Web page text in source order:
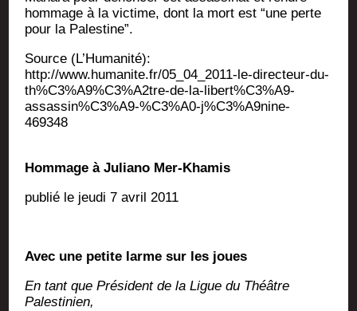
hom­mage à la vic­time, dont la mort est “une perte
pour la Palestine”.
Source (L’Humanité):
http://www.humanite.fr/05_04_2011-le-directeur-du-
th%C3%A9%C3%A2tre-de-la-libert%C3%A9-
assassin%C3%A9-%C3%A0‑j%C3%A9nine-
469348
Hom­mage à Julia­no Mer-Khamis
publié le jeu­di 7 avril 2011
Avec une petite larme sur les joues
En tant que Pré­sident de la Ligue du Théâtre
Palestinien,